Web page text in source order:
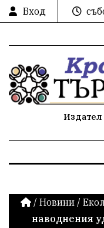
Вход
/ Новини /
наводнения